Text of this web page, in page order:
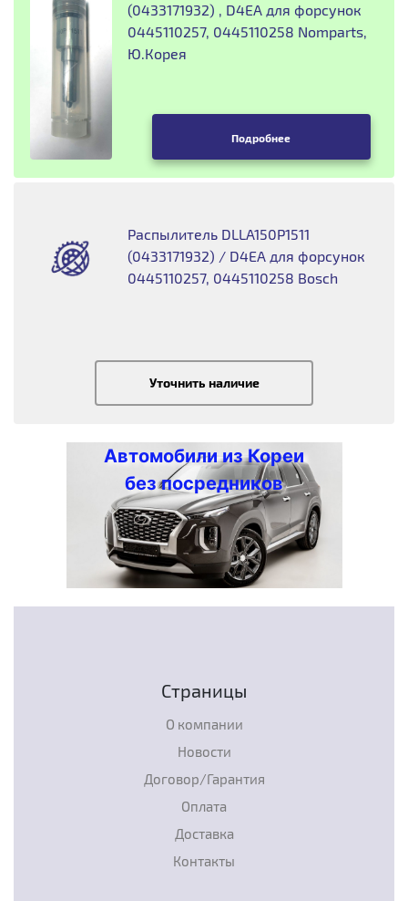
(0433171932) , D4EA для форсунок
0445110257, 0445110258 Nomparts,
Ю.Корея
Подробнее
Распылитель DLLA150P1511
(0433171932) / D4EA для форсунок
0445110257, 0445110258 Bosch
Уточнить наличие
Автомобили из Кореи
без посредников
Страницы
О компании
Новости
Договор/Гарантия
Оплата
Доставка
Контакты